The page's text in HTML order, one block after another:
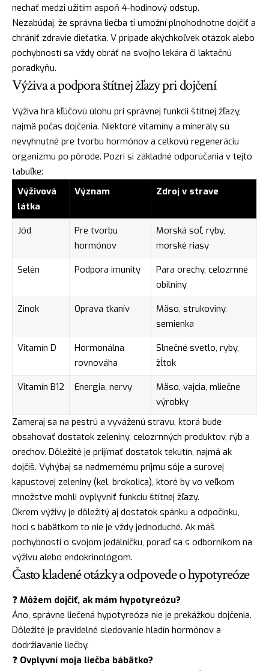
nechať medzi užitím aspoň 4-hodinový odstup.
Nezabúdaj, že správna liečba ti umožní plnohodnotne dojčiť a
chrániť zdravie dieťatka. V prípade akýchkoľvek otázok alebo
pochybností sa vždy obráť na svojho lekára či laktačnú
poradkyňu.
Výživa a podpora štítnej žľazy pri dojčení
Výživa hrá kľúčovú úlohu pri správnej funkcii štítnej žľazy,
najmä počas dojčenia. Niektoré vitamíny a minerály sú
nevyhnutné pre tvorbu hormónov a celkovú regeneráciu
organizmu po pôrode. Pozri si základné odporúčania v tejto
tabuľke:
Výživová
látka
Význam Zdroj v strave
Jód
Pre tvorbu
hormónov
Morská soľ, ryby,
morské riasy
Selén
Podpora imunity
Para orechy, celozrnné
obilniny
Zinok
Oprava tkanív
Mäso, strukoviny,
semienka
Vitamín D
Hormonálna
rovnováha
Slnečné svetlo, ryby,
žĺtok
Vitamín B12
Energia, nervy
Mäso, vajcia, mliečne
výrobky
Zameraj sa na pestrú a vyváženú stravu, ktorá bude
obsahovať dostatok zeleniny, celozrnných produktov, rýb a
orechov. Dôležité je prijímať dostatok tekutín, najmä ak
dojčíš. Vyhýbaj sa nadmernému príjmu sóje a surovej
kapustovej zeleniny (kel, brokolica), ktoré by vo veľkom
množstve mohli ovplyvniť funkciu štítnej žľazy.
Okrem výživy je dôležitý aj dostatok spánku a odpočinku,
hoci s bábätkom to nie je vždy jednoduché. Ak máš
pochybnosti o svojom jedálničku, poraď sa s odborníkom na
výživu alebo endokrinológom.
Často kladené otázky a odpovede o hypotyreóze
❓ Môžem dojčiť, ak mám hypotyreózu?
Áno, správne liečená hypotyreóza nie je prekážkou dojčenia.
Dôležité je pravidelné sledovanie hladín hormónov a
dodržiavanie liečby.
❓ Ovplyvní moja liečba bábätko?